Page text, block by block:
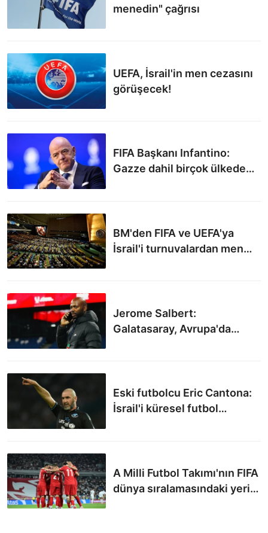
menedin" çağrısı
UEFA, İsrail'in men cezasını
görüşecek!
FIFA Başkanı Infantino:
Gazze dahil birçok ülkede
BM'den FIFA ve UEFA'ya
İsrail'i turnuvalardan men
Jerome Salbert:
Galatasaray, Avrupa'da
Eski futbolcu Eric Cantona:
İsrail'i küresel futbol
A Milli Futbol Takımı'nın FIFA
dünya sıralamasındaki yeri